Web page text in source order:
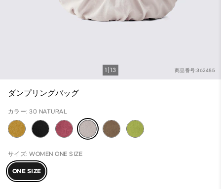
商品番号:362485
1 13
ダンプリングバッグ
カラー: 30 NATURAL
サイズ: WOMEN ONE SIZE
ONE SIZE